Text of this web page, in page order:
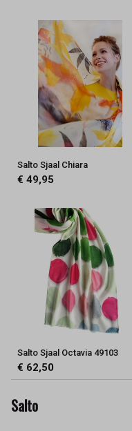
Salto Sjaal Chiara
€ 49,95
Salto Sjaal Octavia 49103
€ 62,50
Salto